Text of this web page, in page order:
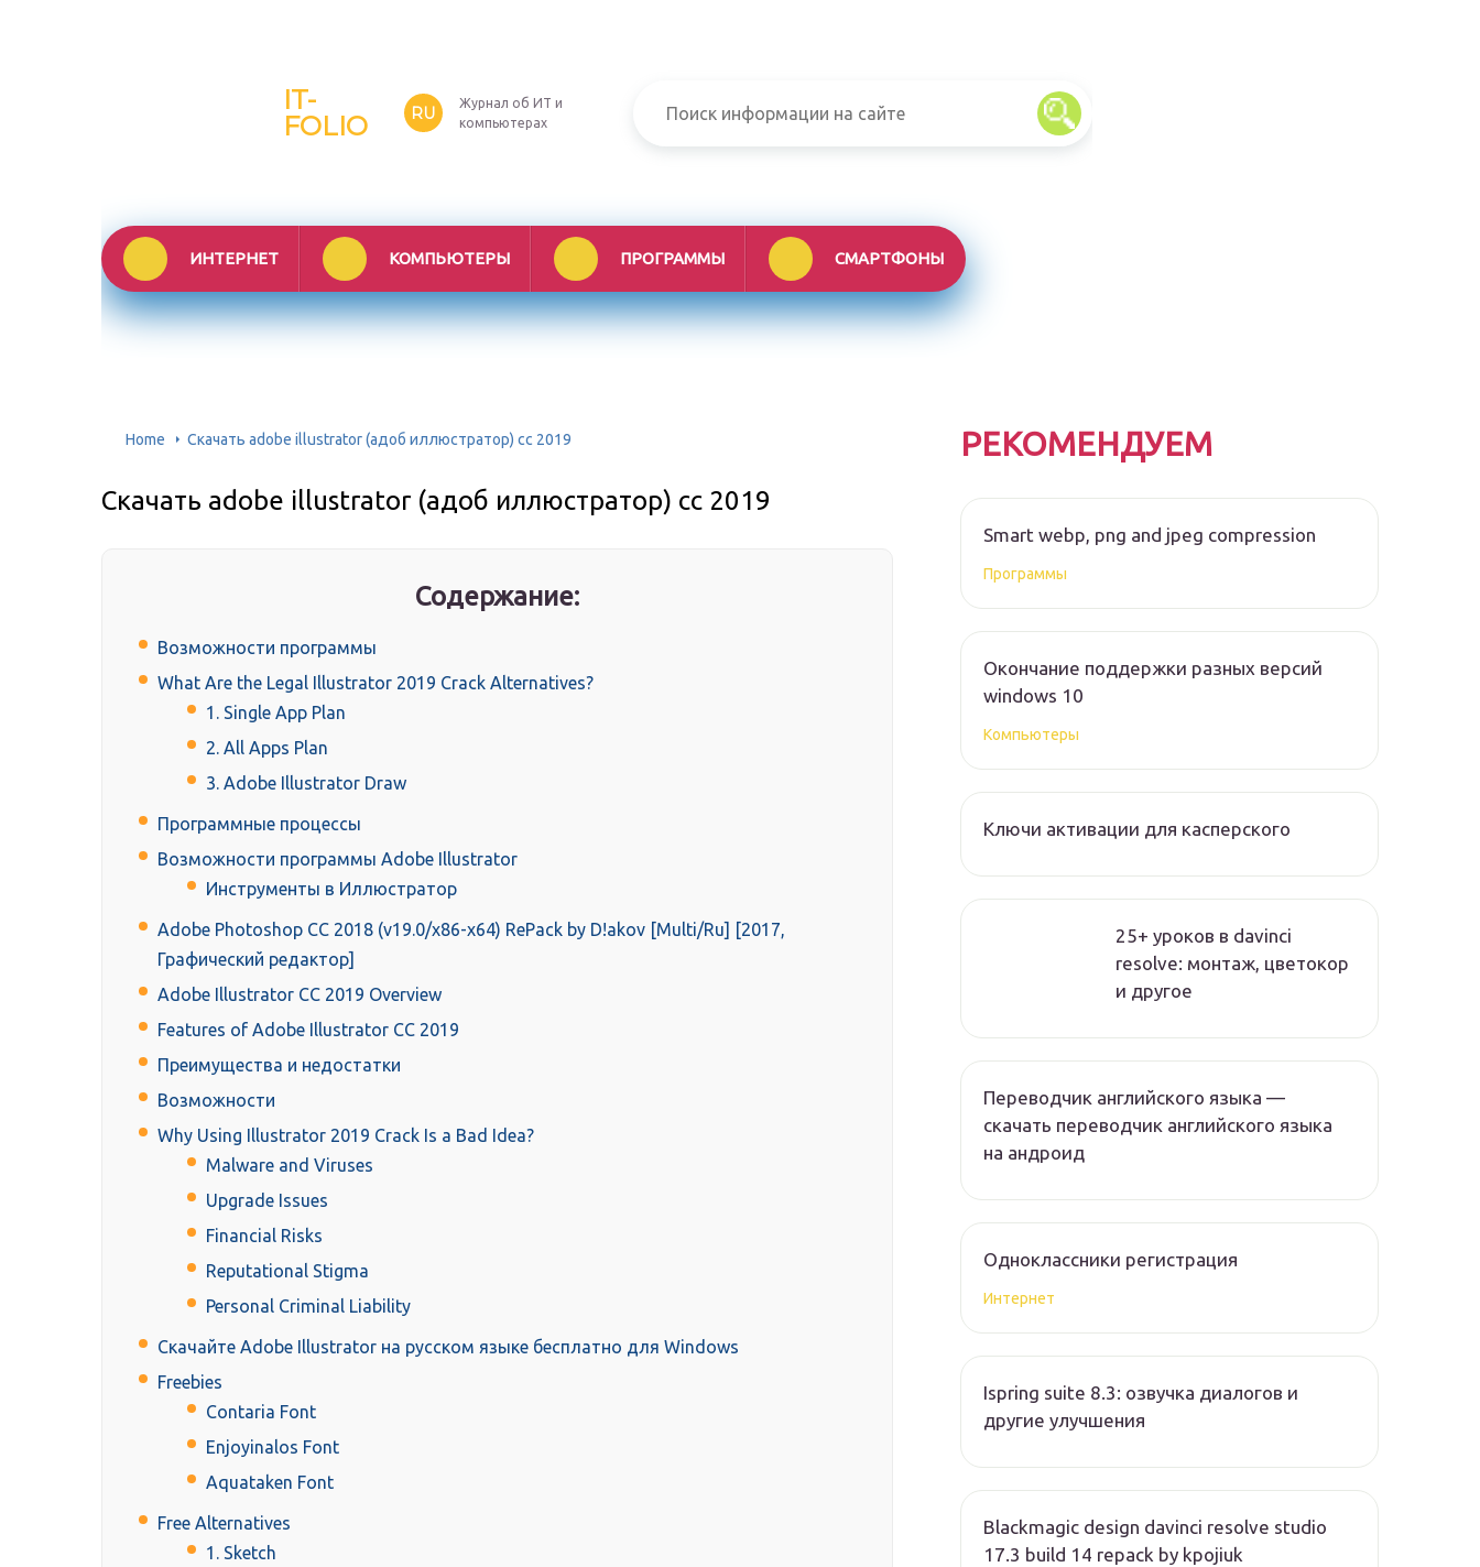
IT-
FOLIO
RU
Журнал об ИТ и
компьютерах
ИНТЕРНЕТ КОМПЬЮТЕРЫ ПРОГРАММЫ СМАРТФОНЫ
Home Скачать adobe illustrator (адоб иллюстратор) cc 2019
Скачать adobe illustrator (адоб иллюстратор) cc 2019
Содержание:
Возможности программы
What Are the Legal Illustrator 2019 Crack Alternatives?
1. Single App Plan
2. All Apps Plan
3. Adobe Illustrator Draw
Программные процессы
Возможности программы Adobe Illustrator
Инструменты в Иллюстратор
Adobe Photoshop CC 2018 (v19.0/x86-x64) RePack by D!akov [Multi/Ru] [2017,
Графический редактор]
Adobe Illustrator CC 2019 Overview
Features of Adobe Illustrator CC 2019
Преимущества и недостатки
Возможности
Why Using Illustrator 2019 Crack Is a Bad Idea?
Malware and Viruses
Upgrade Issues
Financial Risks
Reputational Stigma
Personal Criminal Liability
Скачайте Adobe Illustrator на русском языке бесплатно для Windows
Freebies
Contaria Font
Enjoyinalos Font
Aquataken Font
Free Alternatives
1. Sketch
РЕКОМЕНДУЕМ
Smart webp, png and jpeg compression
Программы
Окончание поддержки разных версий
windows 10
Компьютеры
Ключи активации для касперского
25+ уроков в davinci
resolve: монтаж, цветокор
и другое
Переводчик английского языка —
скачать переводчик английского языка
на андроид
Одноклассники регистрация
Интернет
Ispring suite 8.3: озвучка диалогов и
другие улучшения
Blackmagic design davinci resolve studio
17.3 build 14 repack by kpojiuk